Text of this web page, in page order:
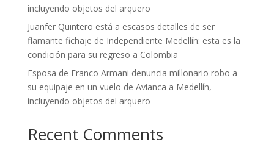
incluyendo objetos del arquero
Juanfer Quintero está a escasos detalles de ser
flamante fichaje de Independiente Medellín: esta es la
condición para su regreso a Colombia
Esposa de Franco Armani denuncia millonario robo a
su equipaje en un vuelo de Avianca a Medellín,
incluyendo objetos del arquero
Recent Comments